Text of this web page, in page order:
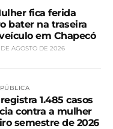
fica ferida
bater na traseira
em Chapecó
AGOSTO DE 2026
1.485 casos
contra a mulher
semestre de 2026